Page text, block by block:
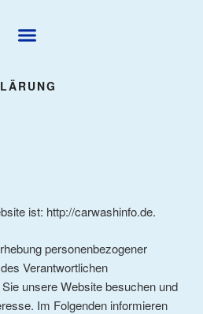
ist: http://carwashinfo.de.
personenbezogener
Verantwortlichen
unsere Website besuchen und
Im Folgenden informieren